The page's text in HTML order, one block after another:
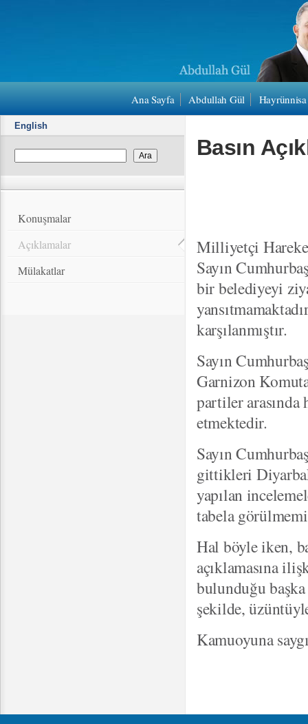
Ana Sayfa Abdullah Gül
English
Konuşmalar
Açıklamalar
Mülakatlar
Basın
Milliyetçi
Sayın
bir belediyeyi
karşılanmıştır.
Sayın
Garnizon
partiler arasında
etmektedir.
Sayın
gittikleri
yapılan
tabela
Hal böyle iken,
açıklamasına
bulunduğu
şekilde,
Kamuoyuna